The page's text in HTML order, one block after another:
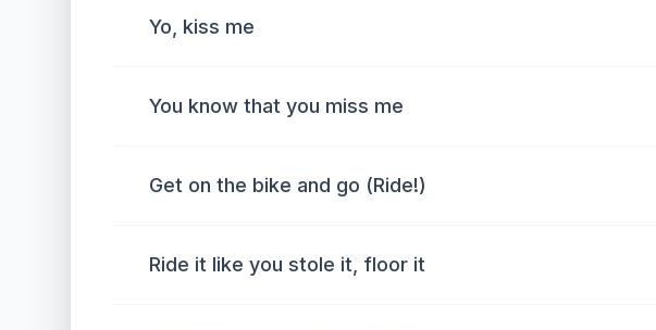
Yo, kiss me
You know that you miss me
Get on the bike and go (Ride!)
Ride it like you stole it, floor it